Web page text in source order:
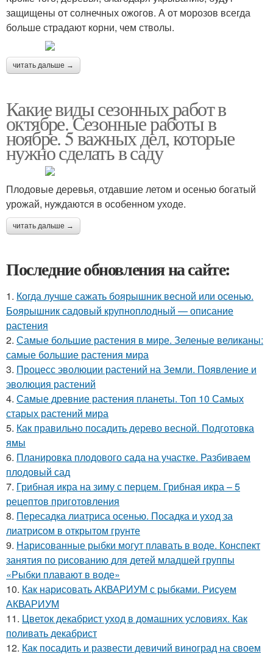
защищены от солнечных ожогов. А от морозов всегда
больше страдают корни, чем стволы.
читать дальше →
Какие виды сезонных работ в
октябре. Сезонные работы в
ноябре. 5 важных дел, которые
нужно сделать в саду
Плодовые деревья, отдавшие летом и осенью богатый
урожай, нуждаются в особенном уходе.
читать дальше →
Последние обновления на сайте:
1. Когда лучше сажать боярышник весной или осенью.
Боярышник садовый крупноплодный — описание
растения
2. Самые большие растения в мире. Зеленые великаны:
самые большие растения мира
3. Процесс эволюции растений на Земли. Появление и
эволюция растений
4. Самые древние растения планеты. Топ 10 Самых
старых растений мира
5. Как правильно посадить дерево весной. Подготовка
ямы
6. Планировка плодового сада на участке. Разбиваем
плодовый сад
7. Грибная икра на зиму с перцем. Грибная икра – 5
рецептов приготовления
8. Пересадка лиатриса осенью. Посадка и уход за
лиатрисом в открытом грунте
9. Нарисованные рыбки могут плавать в воде. Конспект
занятия по рисованию для детей младшей группы
«Рыбки плавают в воде»
10. Как нарисовать АКВАРИУМ с рыбками. Рисуем
АКВАРИУМ
11. Цветок декабрист уход в домашних условиях. Как
поливать декабрист
12. Как посадить и развести девичий виноград на своем